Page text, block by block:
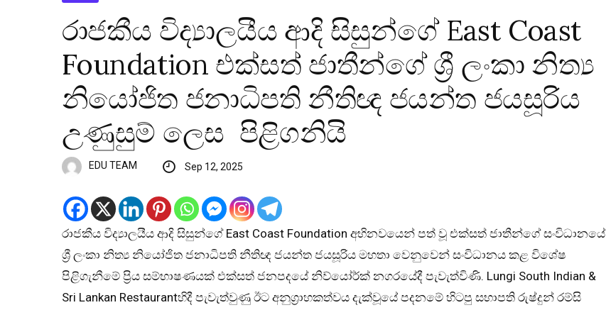
රාජකීය විද්‍යාලයීය ආදි සිසුන්ගේ East Coast
Foundation එක්සත් ජාතීන්ගේ ශ්‍රී ලංකා නිත්‍ය
නියෝජිත ජනාධිපති නීතිඥ ජයන්ත ජයසූරිය
උණුසුම් ලෙස පිළිගනියි
EDU TEAM Sep 12, 2025
රාජකීය විද්‍යාලයීය ආදි සිසුන්ගේ East Coast Foundation අභිනවයෙන් පත් වූ එක්සත් ජාතීන්ගේ සංවිධානයේ
ශ්‍රී ලංකා නිත්‍ය නියෝජිත ජනාධිපති නීතිඥ ජයන්ත ජයසූරිය මහතා වෙනුවෙන් සංවිධානය කළ විශේෂ
පිළිගැනීමේ ප්‍රිය සම්භාෂණයක් එක්සත් ජනපදයේ නිව්යෝර්ක් නගරයේදී පැවැත්විණි. Lungi South Indian &
Sri Lankan Restaurantහිදී පැවැත්වුණු ඊට අනුග්‍රාහකත්වය දැක්වූයේ පදනමේ හිටපු සභාපති රුෂ්දුන් රම්සි